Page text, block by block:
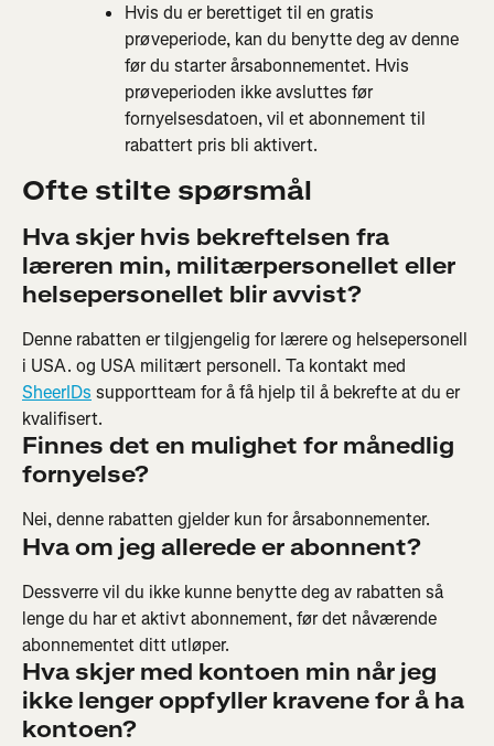
Hvis du er berettiget til en gratis
prøveperiode, kan du benytte deg av denne
før du starter årsabonnementet. Hvis
prøveperioden ikke avsluttes før
fornyelsesdatoen, vil et abonnement til
rabattert pris bli aktivert.
Ofte stilte spørsmål
Hva skjer hvis bekreftelsen fra
læreren min, militærpersonellet eller
helsepersonellet blir avvist?
Denne rabatten er tilgjengelig for lærere og helsepersonell
i USA. og USA militært personell. Ta kontakt med
SheerIDs supportteam for å få hjelp til å bekrefte at du er
kvalifisert.
Finnes det en mulighet for månedlig
fornyelse?
Nei, denne rabatten gjelder kun for årsabonnementer.
Hva om jeg allerede er abonnent?
Dessverre vil du ikke kunne benytte deg av rabatten så
lenge du har et aktivt abonnement, før det nåværende
abonnementet ditt utløper.
Hva skjer med kontoen min når jeg
ikke lenger oppfyller kravene for å ha
kontoen?